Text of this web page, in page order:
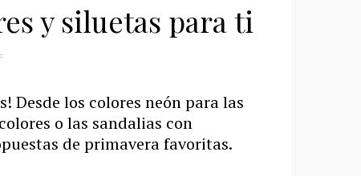
y siluetas para ti
Desde los colores neón para las
o las sandalias con
de primavera favoritas.